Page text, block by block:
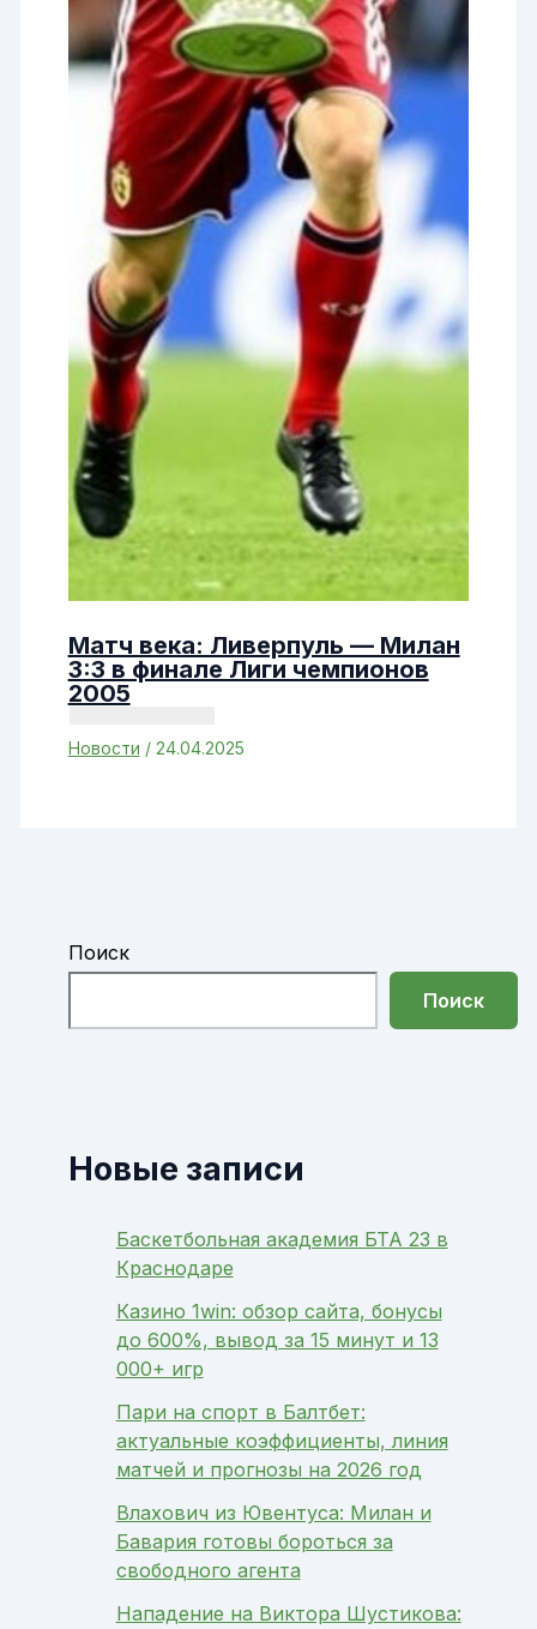
Матч века: Ливерпуль — Милан
3:3 в финале Лиги чемпионов
2005
Новости / 24.04.2025
Поиск
Поиск
Новые записи
Баскетбольная академия БТА 23 в
Краснодаре
Казино 1win: обзор сайта, бонусы
до 600%, вывод за 15 минут и 13
000+ игр
Пари на спорт в Балтбет:
актуальные коэффициенты, линия
матчей и прогнозы на 2026 год
Влахович из Ювентуса: Милан и
Бавария готовы бороться за
свободного агента
Нападение на Виктора Шустикова: